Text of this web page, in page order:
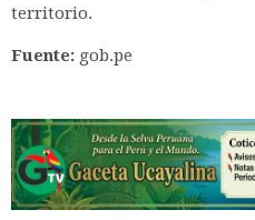
territorio.
Fuente: gob.pe